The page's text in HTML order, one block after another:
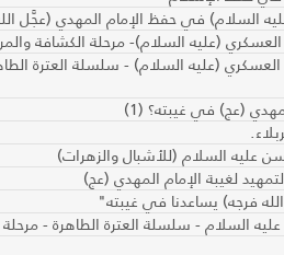
السلام) في حفظ الإمام المهدي (عجَّل
(عليه السلام) - سلسلة العترة
(عج) في غيبته؟ (1)
عليه السلام (للأشبال والزهرات)
لغيبة الإمام المهدي (عج)
فرجه) يساعدنا في غيبته"
السلام - سلسلة العترة الطاهرة - مرحلة